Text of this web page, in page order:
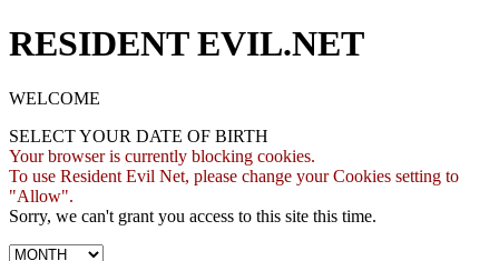
RESIDENT EVIL.NET
WELCOME
SELECT YOUR DATE OF BIRTH
Your browser is currently blocking cookies.
To use Resident Evil Net, please change your Cookies setting to
"Allow".
Sorry, we can't grant you access to this site this time.